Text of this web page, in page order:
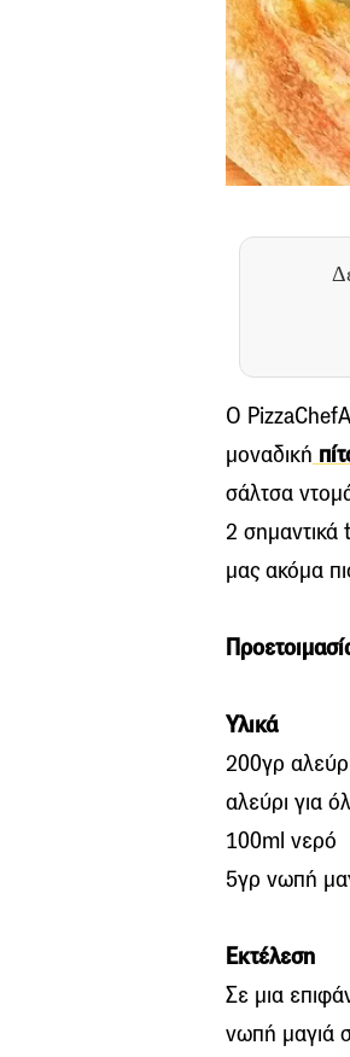
Ο
μοναδική
σάλτσα
2 σημαντικά
μας ακόμα
Υλικά
200γρ
αλεύρι για
100ml νερό
5γρ νωπή
Εκτέλεση
Σε μια
νωπή μαγιά